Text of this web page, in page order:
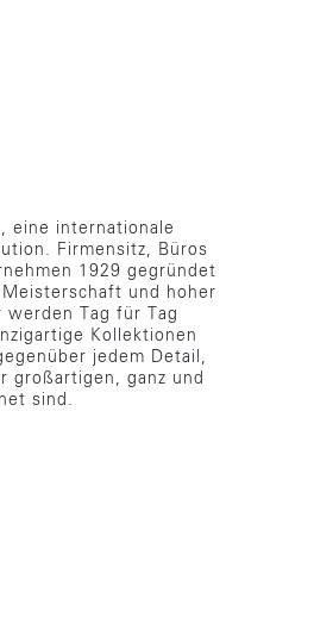
eine internationale
Firmensitz, Büros
1929 gegründet
und hoher
Tag für Tag
Kollektionen
jedem Detail,
großartigen, ganz und
sind.